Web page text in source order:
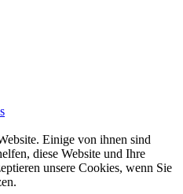
Einige von ihnen sind
diese Website und Ihre
unsere Cookies, wenn Sie